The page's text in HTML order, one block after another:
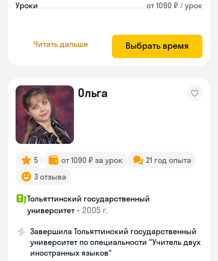
Уроки от 1090 ₽ / урок
Читать дальше Выбрать время
Ольга
5 от 1090 ₽ за урок
21 год опыта
3 отзыва
Тольяттинский государственный
университет • 2005 г.
Завершила Тольяттинский государственный
университет по специальности "Учитель двух
иностранных языков"